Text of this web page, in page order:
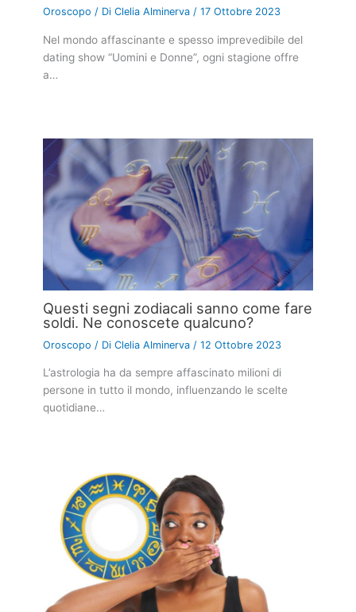
Oroscopo / DiClelia Alminerva/17 Ottobre 2023
Nel mondo affascinante e spesso imprevedibile del
dating show “Uomini e Donne”, ogni stagione offre
a…
Questi segni zodiacali sanno come fare
soldi. Ne conoscete qualcuno?
Oroscopo / DiClelia Alminerva /12 Ottobre 2023
L’astrologia ha da sempre affascinato milioni di
persone in tutto il mondo, influenzando le scelte
quotidiane…